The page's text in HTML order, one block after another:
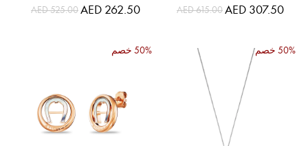
السعر
الخاص
AED 307.50
AED 615.00
السعر
الخاص
AED 262.50
AED 525.00
50% خصم 50% خصم